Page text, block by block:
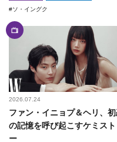
ソ・イングク
2026.07.24
ファン・イニョプ＆ヘリ、
の記憶を呼び起こすケミスト
ー